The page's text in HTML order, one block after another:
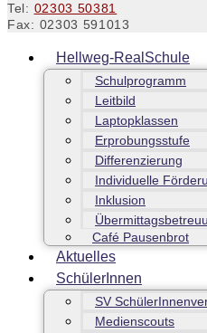
Tel: 02303 50381
Fax: 02303 591013
Hellweg-RealSchule
Schulprogramm
Leitbild
Laptopklassen
Erprobungsstufe
Differenzierung
Individuelle
Inklusion
Café Pausenbrot
Aktuelles
SchülerInnen
SV
Medienscouts